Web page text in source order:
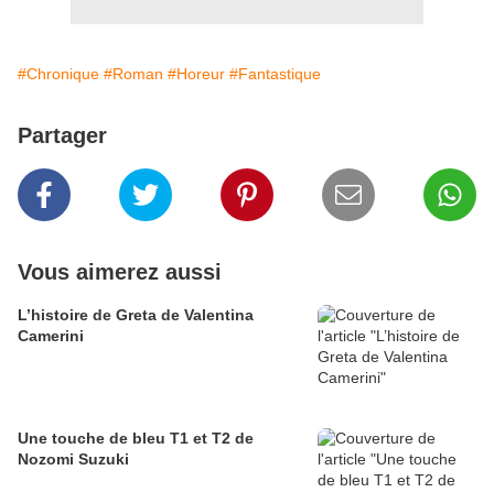
#Chronique #Roman #Horeur #Fantastique
Partager
Vous aimerez aussi
L’histoire de Greta de Valentina
Camerini
Une touche de bleu T1 et T2 de
Nozomi Suzuki